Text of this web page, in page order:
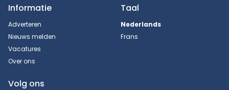
Informatie
Adverteren
Nieuws melden
Vacatures
Over ons
Taal
Nederlands
Frans
Volg ons